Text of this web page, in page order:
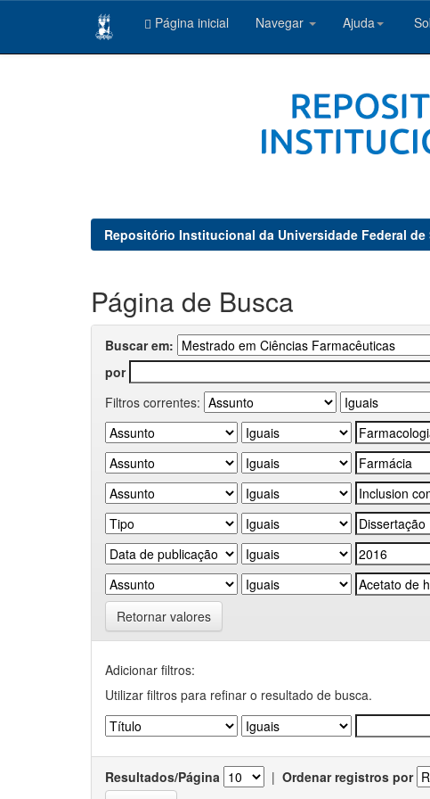
Página inicial Navegar Ajuda
Repositório Institucional da Universidade Federal de
Página de Busca
Buscar em:
por
Filtros correntes:
Retornar valores
Adicionar filtros:
Utilizar filtros para refinar o resultado de busca.
Resultados/Página | Ordenar registros por